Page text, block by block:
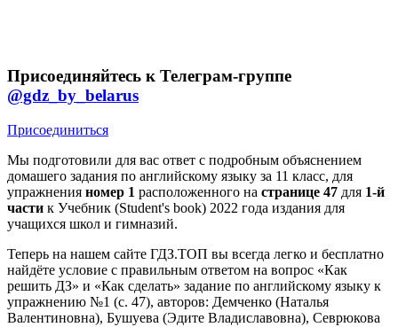
Присоединяйтесь к Телеграм-группе
@gdz_by_belarus
Присоединиться
Мы подготовили для вас ответ c подробным объяснением
домашего задания по английскому языку за 11 класс, для
упражнения номер 1 расположенного на странице 47 для 1-й
части к Учебник (Student's book) 2022 года издания для
учащихся школ и гимназий.
Теперь на нашем сайте ГДЗ.ТОП вы всегда легко и бесплатно
найдёте условие с правильным ответом на вопрос «Как
решить ДЗ» и «Как сделать» задание по английскому языку к
упражнению №1 (с. 47), авторов: Демченко (Наталья
Валентиновна), Бушуева (Эдите Владиславовна), Севрюкова